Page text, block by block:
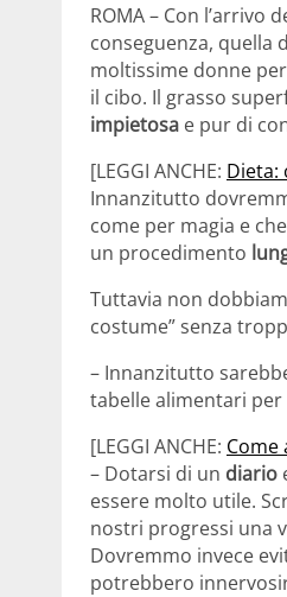
ROMA – Con l’arrivo
conseguenza, quella
moltissime donne
il cibo. Il grasso
impietosa e pur di
[LEGGI ANCHE: Dieta:
Innanzitutto
come per magia e
un procedimento
Tuttavia non
costume” senza
– Innanzitutto
tabelle alimentari
[LEGGI ANCHE:
– Dotarsi di un diario
essere molto utile.
nostri progressi una
Dovremmo invece
potrebbero